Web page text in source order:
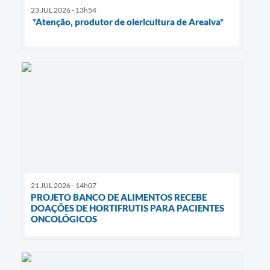
23 JUL 2026 - 13h54
*Atenção, produtor de olericultura de Arealva*
21 JUL 2026 - 14h07
PROJETO BANCO DE ALIMENTOS RECEBE
DOAÇÕES DE HORTIFRUTIS PARA PACIENTES
ONCOLÓGICOS